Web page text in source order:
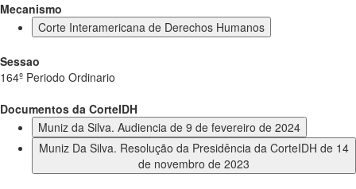
Mecanismo
Corte Interamericana de Derechos Humanos
Sessao
164º Periodo Ordinario
Documentos da CorteIDH
Muniz da Silva. Audiencia de 9 de fevereiro de 2024
Muniz Da Silva. Resolução da Presidência da CorteIDH de 14
de novembro de 2023